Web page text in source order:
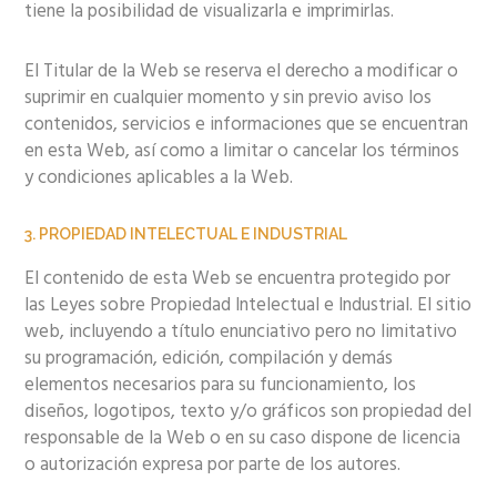
tiene la posibilidad de visualizarla e imprimirlas.
El Titular de la Web se reserva el derecho a modificar o
suprimir en cualquier momento y sin previo aviso los
contenidos, servicios e informaciones que se encuentran
en esta Web, así como a limitar o cancelar los términos
y condiciones aplicables a la Web.
3. PROPIEDAD INTELECTUAL E INDUSTRIAL
El contenido de esta Web se encuentra protegido por
las Leyes sobre Propiedad Intelectual e Industrial. El sitio
web, incluyendo a título enunciativo pero no limitativo
su programación, edición, compilación y demás
elementos necesarios para su funcionamiento, los
diseños, logotipos, texto y/o gráficos son propiedad del
responsable de la Web o en su caso dispone de licencia
o autorización expresa por parte de los autores.